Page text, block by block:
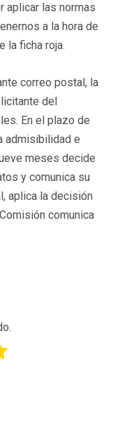
aplicar las normas
a la hora de
la ficha roja.
correo postal, la
del
En el plazo de
admisibilidad e
meses decide
y comunica su
aplica la decisión
comunica